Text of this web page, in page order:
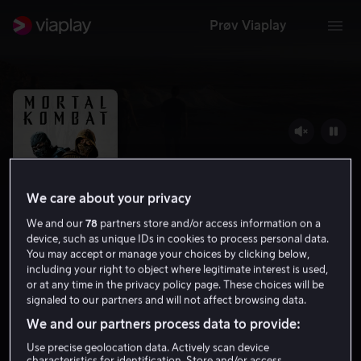
Prøv Viaplay
Mortal Kombat
We care about your privacy
We and our78 partners store and/or access information on a
device, such as unique IDs in cookies to process personal data.
You may accept or manage your choices by clicking below,
including your right to object where legitimate interest is used,
or at any time in the privacy policy page. These choices will be
signaled to our partners and will not affect browsing data.
We and our partners process data to provide:
Use precise geolocation data. Actively scan device